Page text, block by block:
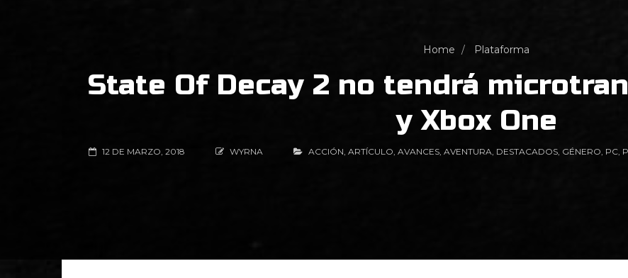
Home Plataforma
State Of Decay 2 no tendrá
y Xbox One
12 DE MARZO, 2018 WYRNA ACCIÓN, ARTÍCULO, AVANCES, AVENTURA, DESTACADOS, GÉNERO, PC,